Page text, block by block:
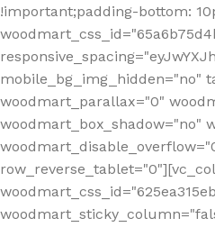
!important;padding-bottom:
mobile_bg_img_hidden="no"
woodmart_parallax="0"
woodmart_box_shadow="no"